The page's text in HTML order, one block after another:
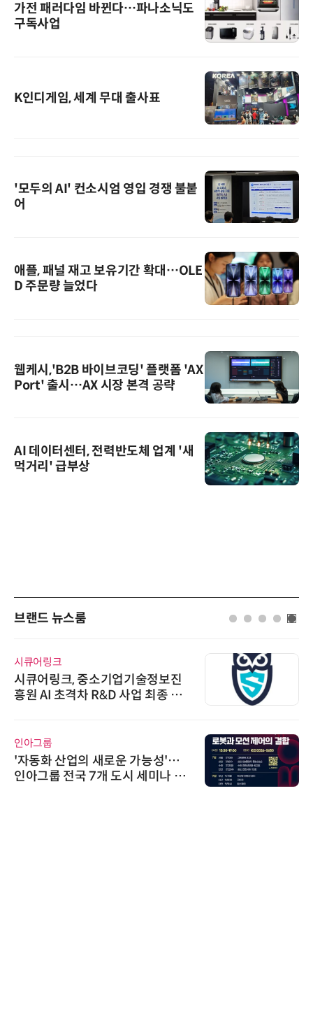
가전 패러다임 바뀐다…파나소닉도
구독사업
K인디게임, 세계 무대 출사표
'모두의 AI' 컨소시엄 영입 경쟁 불붙
어
애플, 패널 재고 보유기간 확대…OLE
D 주문량 늘었다
웹케시,'B2B 바이브코딩' 플랫폼 'AX
Port' 출시…AX 시장 본격 공략
AI 데이터센터, 전력반도체 업계 '새
먹거리' 급부상
브랜드 뉴스룸
시큐어링크
시큐어링크, 중소기업기술정보진
흥원 AI 초격차 R&D 사업 최종 선
인아그룹
'자동화 산업의 새로운 가능성'…
인아그룹 전국 7개 도시 세미나 페